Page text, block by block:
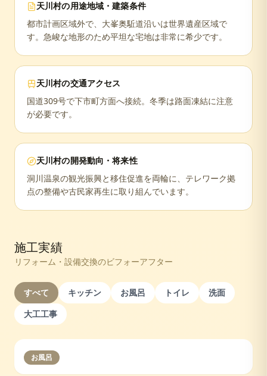
天川村の用途地域・建築条件
都市計画区域外で、大峯奥駈道沿いは世界遺産区域で
す。急峻な地形のため平坦な宅地は非常に希少です。
天川村の交通アクセス
国道309号で下市町方面へ接続。冬季は路面凍結に注意
が必要です。
天川村の開発動向・将来性
洞川温泉の観光振興と移住促進を両輪に、テレワーク拠
点の整備や古民家再生に取り組んでいます。
施工実績
リフォーム・設備交換のビフォーアフター
すべて キッチン お風呂 トイレ
洗面
大工工事
お風呂